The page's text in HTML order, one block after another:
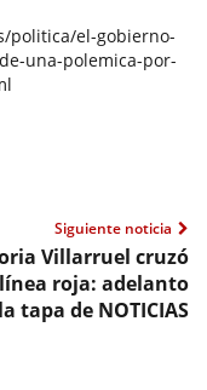
politica/el-gobierno-
una-polemica-por-
Siguiente noticia
Villarruel cruzó
roja: adelanto
tapa de NOTICIAS